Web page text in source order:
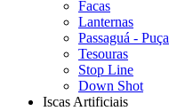
Facas
Lanternas
Passaguá - Puça
Tesouras
Stop Line
Down Shot
Iscas Artificiais